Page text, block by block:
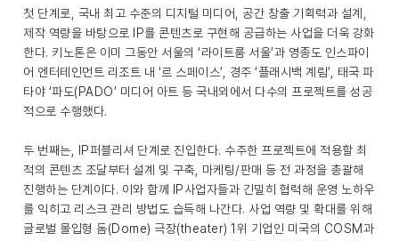
첫 단계로, 국내 최고 수준의 디지털 미디어, 공간 창출 기획력과 설계,
제작 역량을 바탕으로 IP를 콘텐츠로 구현해 공급하는 사업을 더욱 강화
한다. 키노톤은 이미 그동안 서울의 ‘라이트룸 서울’과 영종도 인스파이
어 엔터테인먼트 리조트 내 ‘르 스페이스’, 경주 ‘플래시백 계림’, 태국 파
타야 ‘파도(PADO’ 미디어 아트 등 국내외에서 다수의 프로젝트를 성공
적으로 수행했다.
두 번째는, IP퍼블리셔 단계로 진입한다. 수주한 프로젝트에 적용할 최
적의 콘텐츠 조달부터 설계 및 구축, 마케팅/판매 등 전 과정을 총괄해
진행하는 단계이다. 이와 함께 IP사업자들과 긴밀히 협력해 운영 노하우
를 익히고 리스크 관리 방법도 습득해 나간다. 사업 역량 및 확대를 위해
글로벌 몰입형 돔(Dome) 극장(theater) 1위 기업인 미국의 COSM과